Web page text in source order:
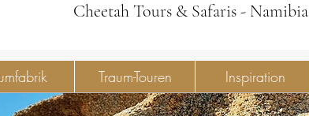
Cheetah Tours & Safaris - Namibia
Traum-Touren Inspiration